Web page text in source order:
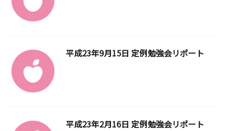
平成23年9月15日 定例勉強会リポート
平成23年2月16日 定例勉強会リポート